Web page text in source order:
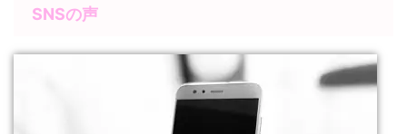
SNSの声